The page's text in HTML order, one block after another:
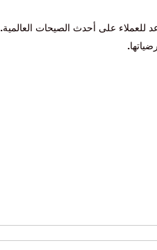
للعملاء على أحدث الصيحات العالمية.
.